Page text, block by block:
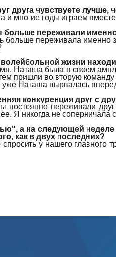
друга чувствуете лучше,
и многие годы играем
переживали
больше переживала именно
жизни
Наташа была в своём
пришли во вторую
Наташа вырвалась
конкуренция друг с
постоянно переживали
Я никогда не соперничала
а на следующей неделе
как в двух последних?
у нашего главного